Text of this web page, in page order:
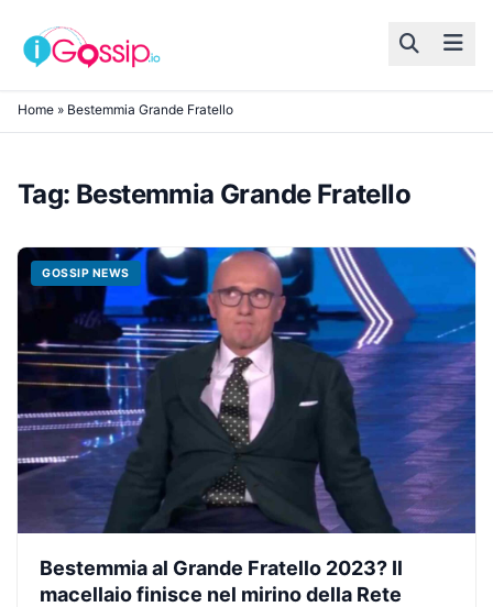
Skip to content
Home » Bestemmia Grande Fratello
Tag: Bestemmia Grande Fratello
GOSSIP NEWS
Bestemmia al Grande Fratello 2023? Il
macellaio finisce nel mirino della Rete